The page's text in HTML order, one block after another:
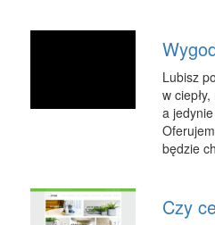
Lubisz
w
a
będzie
Czy